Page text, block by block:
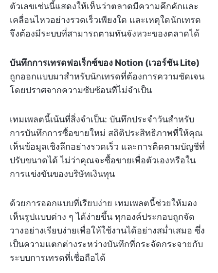
ตัวเลขเช่นนี้แสดงให้เห็นว่าตลาดมีความคึกคักและ
เคลื่อนไหวอย่างรวดเร็วเพียงใด และเหตุใดนักเทรด
จึงต้องมีระบบที่สามารถตามทันจังหวะของตลาดได้
บันทึกการเทรดฟอเร็กซ์ของ Notion (เวอร์ชัน Lite)
ถูกออกแบบมาสำหรับนักเทรดที่ต้องการความชัดเจน
โดยปราศจากความซับซ้อนที่ไม่จำเป็น
เทมเพลตนี้เน้นที่สิ่งจำเป็น: บันทึกประจำวันสำหรับ
การบันทึกการซื้อขายใหม่ สถิติประสิทธิภาพที่ให้คุณ
เห็นข้อมูลเชิงลึกอย่างรวดเร็ว และการติดตามบัญชีที่
ปรับขนาดได้ ไม่ว่าคุณจะซื้อขายเพื่อตัวเองหรือใน
การแข่งขันของบริษัทเงินทุน
ด้วยการออกแบบที่เรียบง่าย เทมเพลตนี้ช่วยให้มอง
เห็นรูปแบบต่าง ๆ ได้ง่ายขึ้น ทุกองค์ประกอบถูกจัด
วางอย่างเรียบง่ายเพื่อให้ใช้งานได้อย่างสม่ำเสมอ ซึ่ง
เป็นความแตกต่างระหว่างบันทึกที่กระจัดกระจายกับ
ระบบการเทรดที่เชื่อถือได้